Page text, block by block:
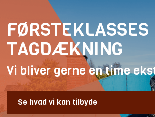
FØRSTEKLASSES
TAGDÆKNING
Vi bliver gerne en time
​Se hvad vi kan tilbyde